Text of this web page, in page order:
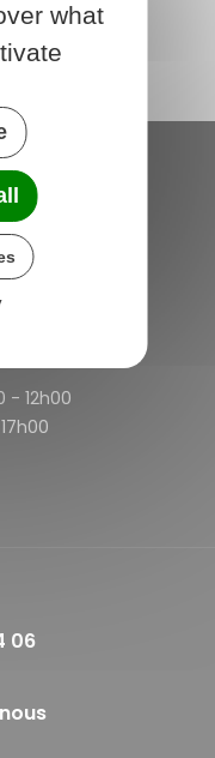
Plélan
- 12h00
06
what